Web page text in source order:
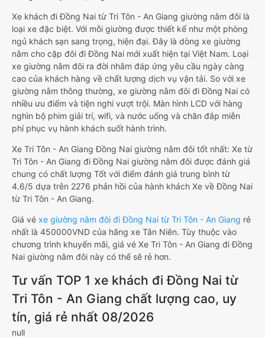
Xe khách đi Đồng Nai từ Tri Tôn - An Giang giường nằm đôi là
loại xe đặc biệt. Với mỗi giường được thiết kế như một phòng
ngủ khách sạn sang trọng, hiện đại. Đây là dòng xe giường
nằm cho cặp đôi đi Đồng Nai mới xuất hiện tại Việt Nam. Loại
xe giường nằm đôi ra đời nhằm đáp ứng yêu cầu ngày càng
cao của khách hàng về chất lượng dịch vụ vận tải. So với xe
giường nằm thông thường, xe giường nằm đôi đi Đồng Nai có
nhiều ưu điểm và tiện nghi vượt trội. Màn hình LCD với hàng
nghìn bộ phim giải trí, wifi, và nước uống và chăn đắp miễn
phí phục vụ hành khách suốt hành trình.
Xe Tri Tôn - An Giang Đồng Nai giường nằm đôi tốt nhất: Xe từ
Tri Tôn - An Giang đi Đồng Nai giường nằm đôi được đánh giá
chung có chất lượng Tốt với điểm đánh giá trung bình từ
4.6/5 dựa trên 2276 phản hồi của hành khách Xe về Đồng Nai
từ Tri Tôn - An Giang.
Giá vé xe giường nằm đôi đi Đồng Nai từ Tri Tôn - An Giang rẻ
nhất là 450000VND của hãng xe Tân Niên. Tùy thuộc vào
chương trình khuyến mãi, giá vé Xe Tri Tôn - An Giang đi Đồng
Nai giường nằm đôi này có thể sẽ rẻ hơn.
Tư vấn TOP 1 xe khách đi Đồng Nai từ
Tri Tôn - An Giang chất lượng cao, uy
tín, giá rẻ nhất 08/2026
null